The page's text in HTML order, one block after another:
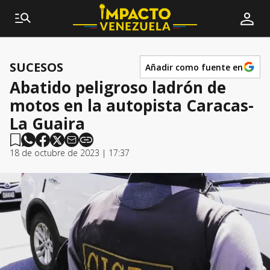
SUCESOS Añadir como fuente en
Abatido peligroso ladrón de
motos en la autopista Caracas-
La Guaira
18 de octubre de 2023 | 17:37